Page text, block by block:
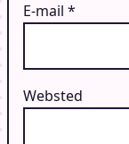
E-mail *
Websted